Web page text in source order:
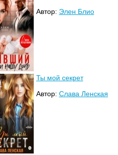
Автор: Элен Блио
Ты мой секрет
Автор: Слава Ленская